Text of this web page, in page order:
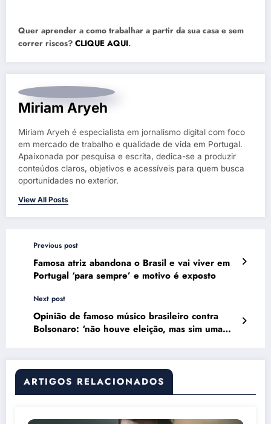
Quer aprender a como trabalhar a partir da sua casa e sem
correr riscos? CLIQUE AQUI.
Miriam Aryeh
Miriam Aryeh é especialista em jornalismo digital com foco
em mercado de trabalho e qualidade de vida em Portugal.
Apaixonada por pesquisa e escrita, dedica-se a produzir
conteúdos claros, objetivos e acessíveis para quem busca
oportunidades no exterior.
View All Posts
Previous post
Famosa atriz abandona o Brasil e vai viver em
Portugal ‘para sempre’ e motivo é exposto
Next post
Opinião de famoso músico brasileiro contra
Bolsonaro: ‘não houve eleição, mas sim uma
ARTIGOS RELACIONADOS